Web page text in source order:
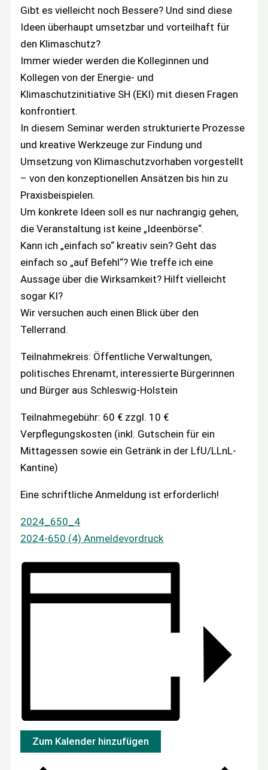
Gibt es vielleicht noch Bessere? Und sind diese
Ideen überhaupt umsetzbar und vorteilhaft für
den Klimaschutz?
Immer wieder werden die Kolleginnen und
Kollegen von der Energie- und
Klimaschutzinitiative SH (EKI) mit diesen Fragen
konfrontiert.
In diesem Seminar werden strukturierte Prozesse
und kreative Werkzeuge zur Findung und
Umsetzung von Klimaschutzvorhaben vorgestellt
– von den konzeptionellen Ansätzen bis hin zu
Praxisbeispielen.
Um konkrete Ideen soll es nur nachrangig gehen,
die Veranstaltung ist keine „Ideenbörse“.
Kann ich „einfach so“ kreativ sein? Geht das
einfach so „auf Befehl“? Wie treffe ich eine
Aussage über die Wirksamkeit? Hilft vielleicht
sogar KI?
Wir versuchen auch einen Blick über den
Tellerrand.
Teilnahmekreis: Öffentliche Verwaltungen,
politisches Ehrenamt, interessierte Bürgerinnen
und Bürger aus Schleswig-Holstein
Teilnahmegebühr: 60 € zzgl. 10 €
Verpflegungskosten (inkl. Gutschein für ein
Mittagessen sowie ein Getränk in der LfU/LLnL-
Kantine)
Eine schriftliche Anmeldung ist erforderlich!
2024_650_4
2024-650 (4) Anmeldevordruck
Zum Kalender hinzufügen